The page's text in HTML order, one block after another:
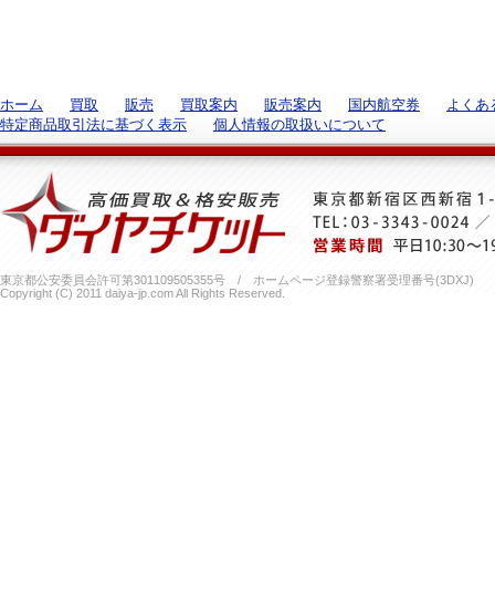
ホーム 買取 販売 買取案内 販売案内 国内航空券
よくあ
特定商品取引法に基づく表示
個人情報の取扱いについて
東京都公安委員会許可第301109505355号 / ホームページ登録警察署受理番号(3DXJ)
Copyright (C) 2011 daiya-jp.com All Rights Reserved.